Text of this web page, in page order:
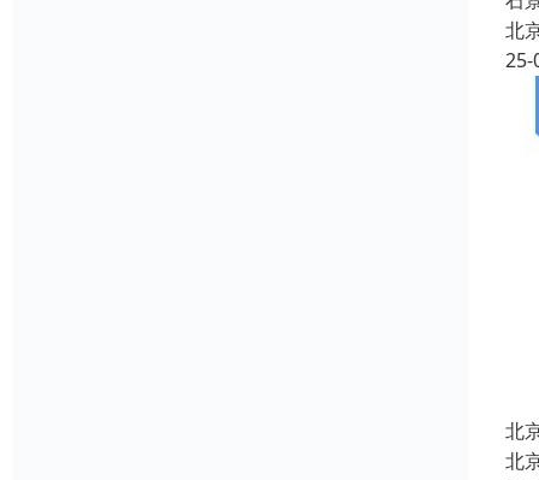
北
25-
北
北